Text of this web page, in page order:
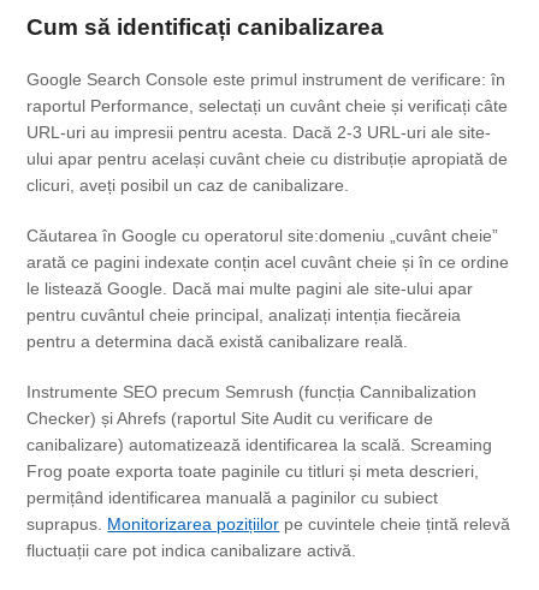
Cum să identificați canibalizarea
Google Search Console este primul instrument de verificare: în
raportul Performance, selectați un cuvânt cheie și verificați câte
URL-uri au impresii pentru acesta. Dacă 2-3 URL-uri ale site-
ului apar pentru același cuvânt cheie cu distribuție apropiată de
clicuri, aveți posibil un caz de canibalizare.
Căutarea în Google cu operatorul site:domeniu „cuvânt cheie”
arată ce pagini indexate conțin acel cuvânt cheie și în ce ordine
le listează Google. Dacă mai multe pagini ale site-ului apar
pentru cuvântul cheie principal, analizați intenția fiecăreia
pentru a determina dacă există canibalizare reală.
Instrumente SEO precum Semrush (funcția Cannibalization
Checker) și Ahrefs (raportul Site Audit cu verificare de
canibalizare) automatizează identificarea la scală. Screaming
Frog poate exporta toate paginile cu titluri și meta descrieri,
permițând identificarea manuală a paginilor cu subiect
suprapus. Monitorizarea pozițiilor pe cuvintele cheie țintă relevă
fluctuații care pot indica canibalizare activă.